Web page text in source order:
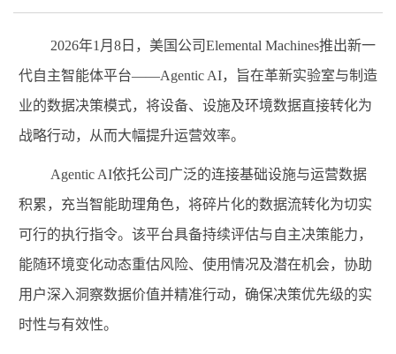
2026年1 月 8 日，美国公司Elemental Machines推出新一
代自主智能体平台——Agentic AI，旨在革新实验室与制造
业的数据决策模式，将设备、设施及环境数据直接转化为
战略行动，从而大幅提升运营效率。
Agentic AI依托公司广泛的连接基础设施与运营数据
积累，充当智能助理角色，将碎片化的数据流转化为切实
可行的执行指令。该平台具备持续评估与自主决策能力，
能随环境变化动态重估风险、使用情况及潜在机会，协助
用户深入洞察数据价值并精准行动，确保决策优先级的实
时性与有效性。